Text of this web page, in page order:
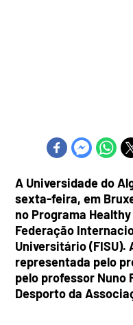
A Universidade do
sexta-feira, em
no Programa
Federação
Universitário (FISU).
representada pelo
pelo professor Nuno
Desporto da